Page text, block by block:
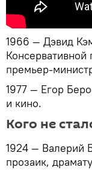
1966 — Дэвид
премьер-
1977 — Егор
и кино.
Кого не
1924 — Валерий
прозаик,